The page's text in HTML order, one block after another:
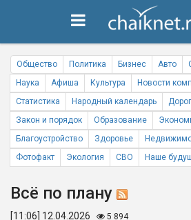
Общество Политика Бизнес Авто
Наука
Афиша Культура Новости
Статистика
Народный календарь
Закон и порядок
Образование
Благоустройство
Здоровье
Фотофакт
Экология СВО Наше
Всё по плану
[11:06] 12.04.2026 5 894